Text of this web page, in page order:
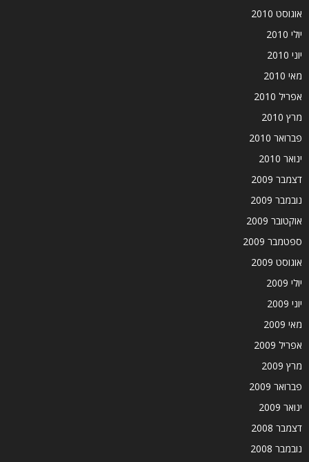
אוגוסט 2010
יולי 2010
יוני 2010
מאי 2010
אפריל 2010
מרץ 2010
פברואר 2010
ינואר 2010
דצמבר 2009
נובמבר 2009
אוקטובר 2009
ספטמבר 2009
אוגוסט 2009
יולי 2009
יוני 2009
מאי 2009
אפריל 2009
מרץ 2009
פברואר 2009
ינואר 2009
דצמבר 2008
נובמבר 2008